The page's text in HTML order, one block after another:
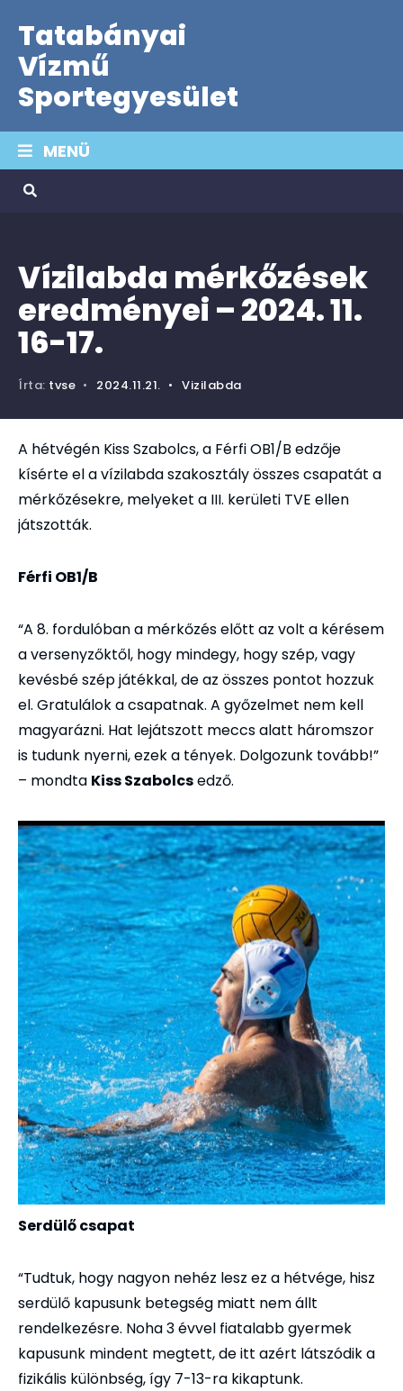
Tatabányai
Vízmű
Sportegyesület
MENÜ
Vízilabda mérkőzések
eredményei – 2024. 11.
16-17.
Írta: tvse • 2024.11.21. • Vizilabda
A hétvégén Kiss Szabolcs, a Férfi OB1/B edzője
kísérte el a vízilabda szakosztály összes csapatát a
mérkőzésekre, melyeket a III. kerületi TVE ellen
játszották.
Férfi OB1/B
“A 8. fordulóban a mérkőzés előtt az volt a kérésem
a versenyzőktől, hogy mindegy, hogy szép, vagy
kevésbé szép játékkal, de az összes pontot hozzuk
el. Gratulálok a csapatnak. A győzelmet nem kell
magyarázni. Hat lejátszott meccs alatt háromszor
is tudunk nyerni, ezek a tények. Dolgozunk tovább!”
– mondta Kiss Szabolcsedző.
Serdülő csapat
“Tudtuk, hogy nagyon nehéz lesz ez a hétvége, hisz
serdülő kapusunk betegség miatt nem állt
rendelkezésre. Noha 3 évvel fiatalabb gyermek
kapusunk mindent megtett, de itt azért látszódik a
fizikális különbség, így 7-13-ra kikaptunk.